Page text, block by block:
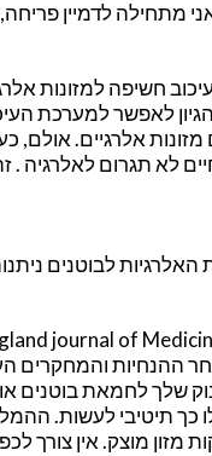
מתחילה לדמיין
חשיפה למזונות
הגיון לאפשר למערכת
מזונות אלרגיים.
לא תגרום
לבוטנים
והמחקרים
שלך לחמאת בוטנים
מזון מוצק. אין צורך